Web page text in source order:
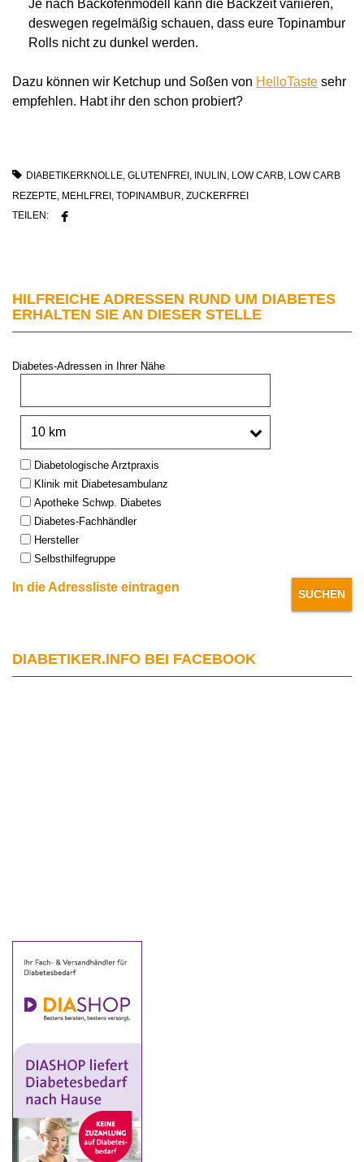
Je nach Backofenmodell kann die Backzeit variieren,
deswegen regelmäßig schauen, dass eure Topinambur
Rolls nicht zu dunkel werden.
Dazu können wir Ketchup und Soßen von HelloTaste sehr
empfehlen. Habt ihr den schon probiert?
DIABETIKERKNOLLE, GLUTENFREI, INULIN, LOW CARB, LOW CARB
REZEPTE, MEHLFREI, TOPINAMBUR, ZUCKERFREI
TEILEN:
HILFREICHE ADRESSEN RUND UM DIABETES
ERHALTEN SIE AN DIESER STELLE
Diabetes-Adressen in Ihrer Nähe
Type:Diabetologische Arztpraxis
Klinik mit Diabetesambulanz
Apotheke Schwp. Diabetes
Diabetes-Fachhändler
Hersteller
Selbsthilfegruppe
In die Adressliste eintragen
DIABETIKER.INFO BEI FACEBOOK